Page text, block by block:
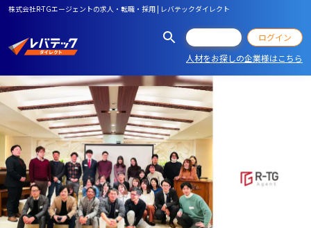
株式会社R-TGエージェントの求人・転職・採用 | レバテックダイレクト
ログイン
人材をお探しの企業様はこちら